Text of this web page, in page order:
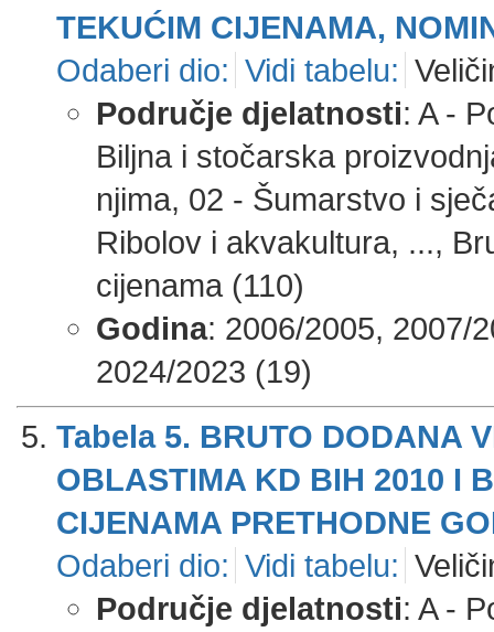
TEKUĆIM CIJENAMA,
Odaberi dio: Vidi tabelu:
Područje djelatnosti: A -
Biljna i stočarska
njima, 02 - Šumarstvo i
Ribolov i akvakultura, ...,
cijenama (110)
Godina: 2006/2005, 2007/
2024/2023 (19)
Tabela 5. BRUTO DODANA
OBLASTIMA KD BIH 2010 I
CIJENAMA PRETHODNE
Odaberi dio: Vidi tabelu:
Područje djelatnosti: A -